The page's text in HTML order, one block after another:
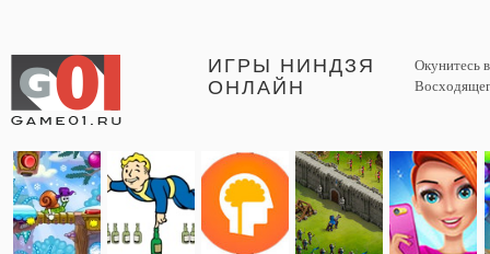
ИГРЫ НИНДЗЯ
ОНЛАЙН
Окунитесь